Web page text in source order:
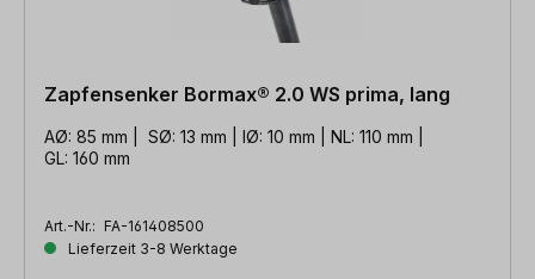
Zapfensenker Bormax® 2.0 WS prima, lang
AØ: 85 mm | SØ: 13 mm | IØ: 10 mm | NL: 110 mm |
GL: 160 mm
Art.-Nr.: FA-161408500
Lieferzeit 3-8 Werktage